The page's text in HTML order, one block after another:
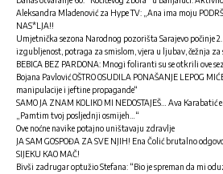
Aleksandra Mladenović za Hype TV: „Ana ima moju
NAS*LJA!!
Umjetnička sezona Narodnog pozorišta Sarajevo počinje 2.
izgubljenost, potraga za smislom, vjera u ljubav, čežnja za
BEBICA BEZ PARDONA: Mnogi foliranti su se otkrili ove
Bojana Pavlović OŠTRO OSUDILA PONAŠANJE LEPOG
manipulacije i jeftine propagande“
SAMO JA ZNAM KOLIKO MI NEDOSTAJEŠ… Ava
„Pamtim tvoj posljednji osmijeh…“
Ove noćne navike potajno uništavaju zdravlje
JA SAM GOSPOĐA ZA SVE NJIH! Ena Čolić brutalno
SIJEKU KAO MAČ!
Bivši zadrugar optužio Stefana: “Bio je spreman da mi